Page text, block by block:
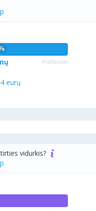
mažiausiai
eurų
vidurkis?